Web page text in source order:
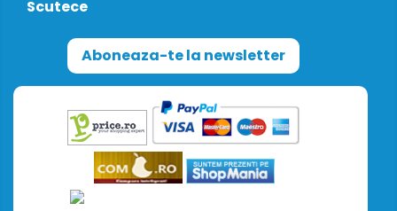
Scutece
Aboneaza-te la newsletter